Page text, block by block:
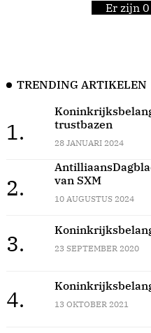
Er zijn
TRENDING ARTIKELEN
1.
trustbazen
28 JANUARI 2024
2.
van SXM
10 AUGUSTUS 2024
3. 23 SEPTEMBER 2020
4. 13 OKTOBER 2021